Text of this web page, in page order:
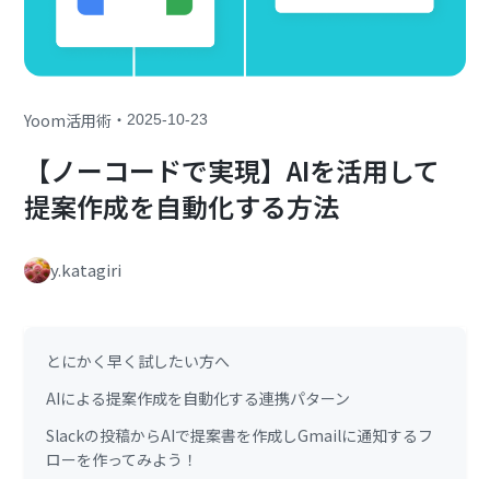
Yoom活用術 ・2025-10-23
【ノーコードで実現】AIを活用して
提案作成を自動化する方法
y.katagiri
とにかく早く試したい方へ
AIによる提案作成を自動化する連携パターン
Slackの投稿からAIで提案書を作成しGmailに通知するフ
ローを作ってみよう！